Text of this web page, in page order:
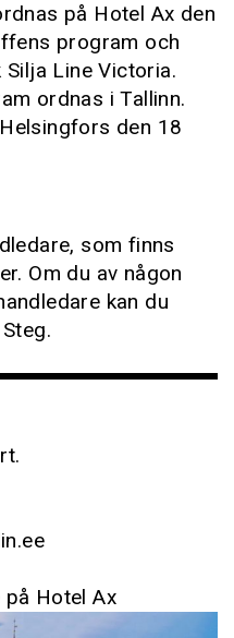
på Hotel Ax den
program och
Line Victoria.
ordnas i Tallinn.
den 18
som finns
Om du av någon
kan du
17.10
Hotel Ax